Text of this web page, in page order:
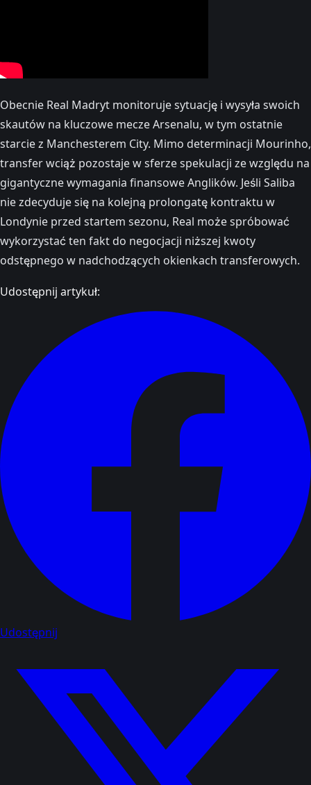
Obecnie Real Madryt monitoruje sytuację i wysyła swoich
skautów na kluczowe mecze Arsenalu, w tym ostatnie
starcie z Manchesterem City. Mimo determinacji Mourinho,
transfer wciąż pozostaje w sferze spekulacji ze względu na
gigantyczne wymagania finansowe Anglików. Jeśli Saliba
nie zdecyduje się na kolejną prolongatę kontraktu w
Londynie przed startem sezonu, Real może spróbować
wykorzystać ten fakt do negocjacji niższej kwoty
odstępnego w nadchodzących okienkach transferowych.
Udostępnij artykuł:
Udostępnij